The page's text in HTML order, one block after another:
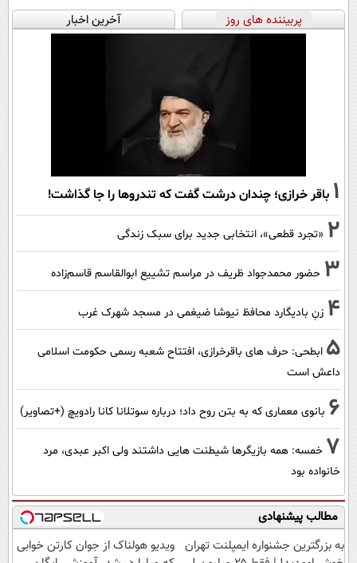
پربیننده های روز آخرین اخبار
1 باقر خرازی؛ چندان درشت گفت که تندروها را جا گذاشت!
2 «تجرد قطعی»، انتخابی جدید برای سبک زندگی
3 حضور محمدجواد ظریف در مراسم تشییع ابوالقاسم قاسم‌زاده
4 زنِ بادیگارد محافظ نیوشا ضیغمی در مسجد شهرک غرب
5 ابطحی: حرف های باقرخرازی، افتتاح شعبه رسمی حکومت اسلامی
داعش است
6 بانوی معماری که به بتن روح داد؛ درباره سوتلانا کانا رادویچ (+تصاویر)
7 خمسه: همه بازیگرها شیطنت هایی داشتند ولی اکبر عبدی، مرد
خانواده بود
مطالب پیشنهادی
به بزرگترین جشنواره ایمپلنت تهران ویدیو هولناک از جوان کارتن خوابی